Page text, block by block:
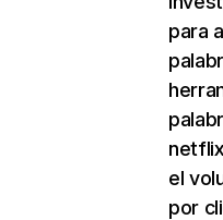
para
el
por